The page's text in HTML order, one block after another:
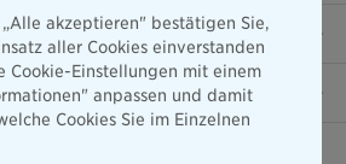
akzeptieren" bestätigen Sie,
aller Cookies einverstanden
Cookie-Einstellungen mit einem
anpassen und damit
Cookies Sie im Einzelnen